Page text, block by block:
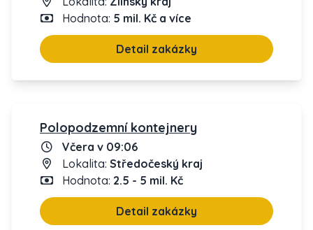
Hodnota: 5 mil. Kč a více
Detail zakázky
Polopodzemní kontejnery
Včera v 09:06
Lokalita: Středočeský kraj
Hodnota: 2.5 - 5 mil. Kč
Detail zakázky